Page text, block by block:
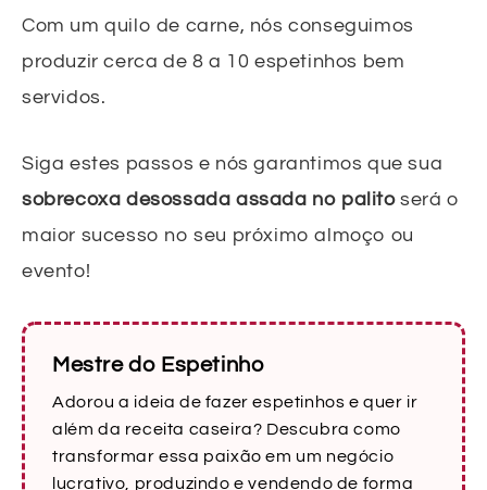
Com um quilo de carne, nós conseguimos
produzir cerca de 8 a 10 espetinhos bem
servidos.
Siga estes passos e nós garantimos que sua
sobrecoxa desossada assada no palitoserá o
maior sucesso no seu próximo almoço ou
evento!
Mestre do Espetinho
Adorou a ideia de fazer espetinhos e quer ir
além da receita caseira? Descubra como
transformar essa paixão em um negócio
lucrativo, produzindo e vendendo de forma